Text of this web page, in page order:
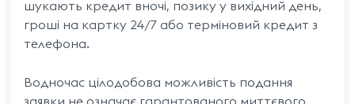
шукають кредит вночі, позику у вихідний день,
гроші на картку 24/7 або терміновий кредит з
телефона.
Водночас цілодобова можливість подання